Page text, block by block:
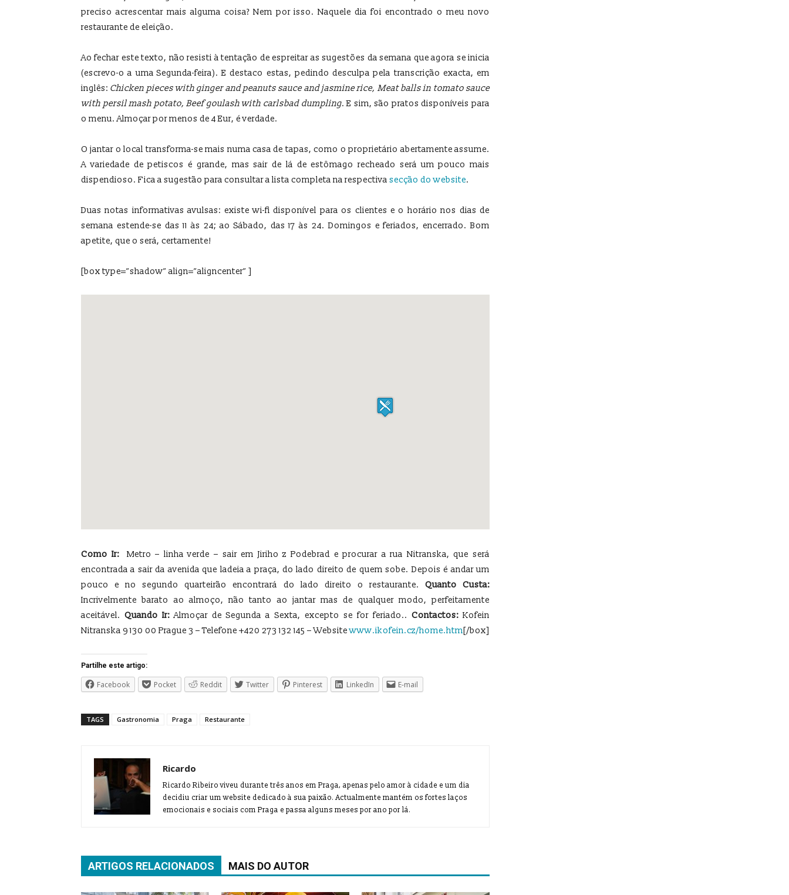
preciso acrescentar mais alguma coisa? Nem por isso. Naquele dia foi encontrado o meu novo
restaurante de eleição.
Ao fechar este texto, não resisti à tentação de espreitar as sugestões da semana que agora se inicia
(escrevo-o a uma Segunda-feira). E destaco estas, pedindo desculpa pela transcrição exacta, em
inglês: Chicken pieces with ginger and peanuts sauce and jasmine rice, Meat balls in tomato sauce
with persil mash potato, Beef goulash with carlsbad dumpling. E sim, são pratos disponíveis para
o menu. Almoçar por menos de 4 Eur, é verdade.
O jantar o local transforma-se mais numa casa de tapas, como o proprietário abertamente assume.
A variedade de petiscos é grande, mas sair de lá de estômago recheado será um pouco mais
dispendioso. Fica a sugestão para consultar a lista completa na respectiva secção do website.
Duas notas informativas avulsas: existe wi-fi disponível para os clientes e o horário nos dias de
semana estende-se das 11 às 24; ao Sábado, das 17 às 24. Domingos e feriados, encerrado. Bom
apetite, que o será, certamente!
[box type=”shadow” align=”aligncenter” ]
Como Ir:Metro – linha verde – sair em Jiriho z Podebrad e procurar a rua Nitranska, que será
encontrada a sair da avenida que ladeia a praça, do lado direito de quem sobe. Depois é andar um
pouco e no segundo quarteirão encontrará do lado direito o restaurante. Quanto Custa:
Incrivelmente barato ao almoço, não tanto ao jantar mas de qualquer modo, perfeitamente
aceitável.Quando Ir: Almoçar de Segunda a Sexta, excepto se for feriado.. Contactos:Kofein
Nitranska 9 130 00 Prague 3 – Telefone +420 273 132 145 – Websitewww.ikofein.cz/home.htm[/box]
Partilhe este artigo:
Facebook Pocket Reddit Twitter Pinterest LinkedIn E-mail
TAGS Gastronomia Praga Restaurante
Ricardo
Ricardo Ribeiro viveu durante três anos em Praga, apenas pelo amor à cidade e um dia
decidiu criar um website dedicado à sua paixão. Actualmente mantém os fortes laços
emocionais e sociais com Praga e passa alguns meses por ano por lá.
ARTIGOS RELACIONADOS MAIS DO AUTOR